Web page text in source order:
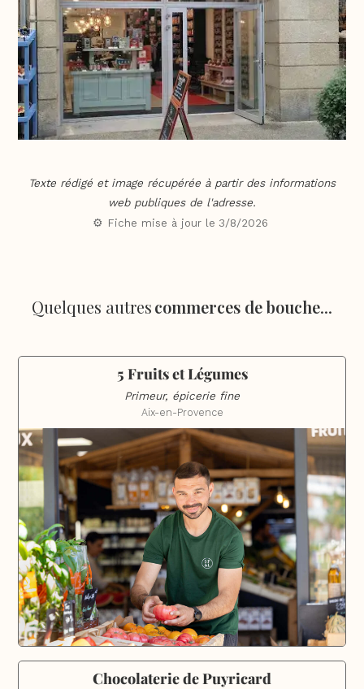
Texte rédigé et image récupérée à partir des informations
web publiques de l'adresse.
⚙️ Fiche mise à jour le 3/8/2026
Quelques autrescommerces de bouche...
5 Fruits et Légumes
Primeur, épicerie fine
Aix-en-Provence
Chocolaterie de Puyricard